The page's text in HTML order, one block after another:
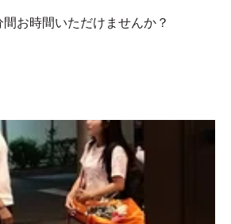
お時間いただけませんか？